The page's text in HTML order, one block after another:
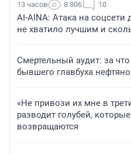
13 часов 8 806 10
AI-AINA: Атака на соцсети
не хватило лучшим и
Смертельный аудит: за
бывшего главбуха
«Не привози их мне в
разводит голубей,
возвращаются